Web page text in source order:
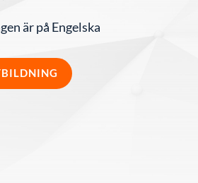
är på Engelska